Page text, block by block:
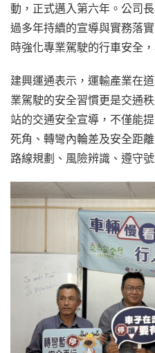
動，正式邁入第六年。公司
過多年持續的宣導與實務落
時強化專業駕駛的行車安全
建興運通表示，運輸產業在
業駕駛的安全習慣更是交通
站的交通安全宣導，不僅能
死角、轉彎內輪差及安全距
路線規劃、風險辨識、遵守